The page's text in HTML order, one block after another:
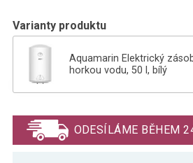
Varianty produktu
Aquamarin Elektrický
horkou vodu, 50 l, bílý
horkou vodu 100 l, bílý
ODESÍLÁME BĚHEM